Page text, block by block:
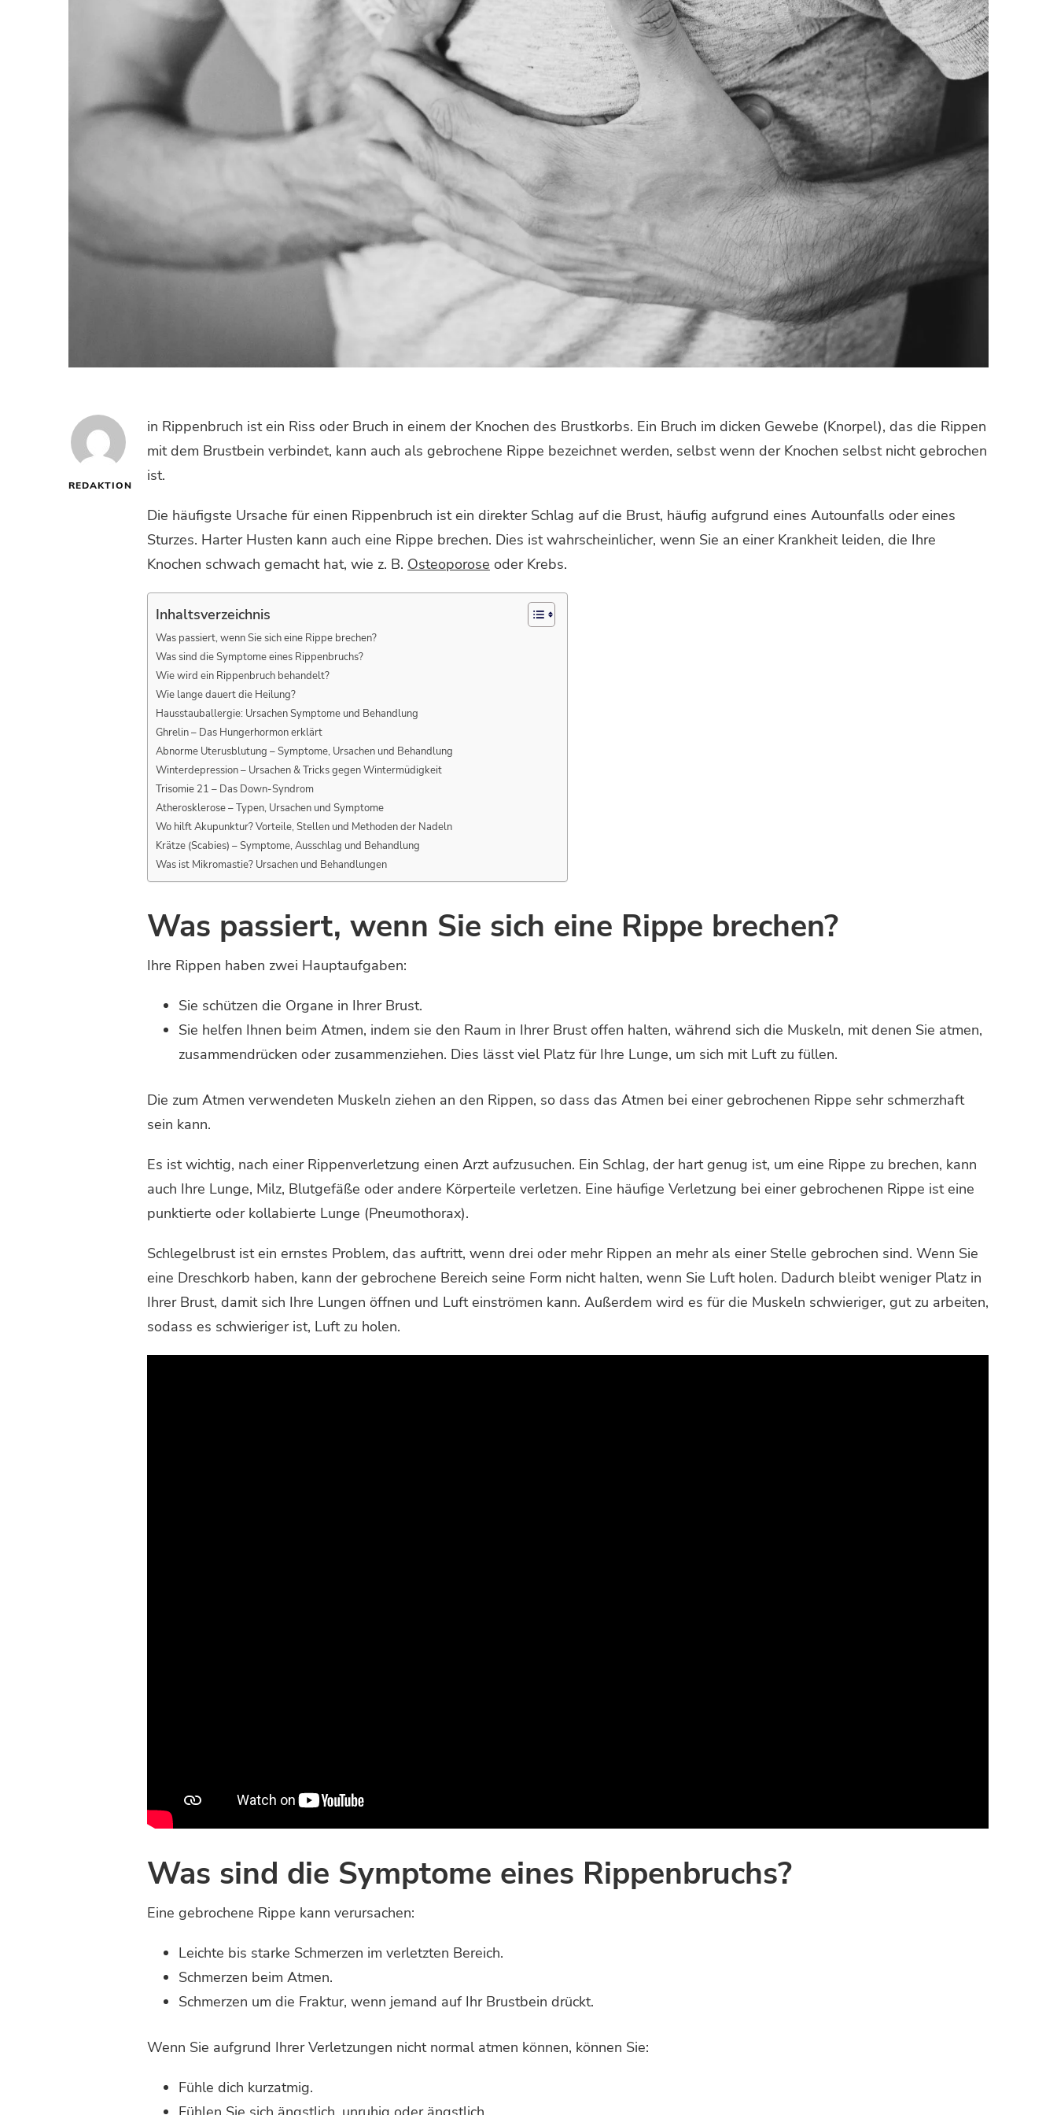
REDAKTION
in Rippenbruch ist ein Riss oder Bruch in einem der Knochen des Brustkorbs. Ein Bruch im dicken Gewebe (Knorpel), das die Rippen
mit dem Brustbein verbindet, kann auch als gebrochene Rippe bezeichnet werden, selbst wenn der Knochen selbst nicht gebrochen
ist.
Die häufigste Ursache für einen Rippenbruch ist ein direkter Schlag auf die Brust, häufig aufgrund eines Autounfalls oder eines
Sturzes. Harter Husten kann auch eine Rippe brechen. Dies ist wahrscheinlicher, wenn Sie an einer Krankheit leiden, die Ihre
Knochen schwach gemacht hat, wie z. B. Osteoporose oder Krebs.
Inhaltsverzeichnis
Was passiert, wenn Sie sich eine Rippe brechen?
Was sind die Symptome eines Rippenbruchs?
Wie wird ein Rippenbruch behandelt?
Wie lange dauert die Heilung?
Hausstauballergie: Ursachen Symptome und Behandlung
Ghrelin – Das Hungerhormon erklärt
Abnorme Uterusblutung – Symptome, Ursachen und Behandlung
Winterdepression – Ursachen & Tricks gegen Wintermüdigkeit
Trisomie 21 – Das Down-Syndrom
Atherosklerose – Typen, Ursachen und Symptome
Wo hilft Akupunktur? Vorteile, Stellen und Methoden der Nadeln
Krätze (Scabies) – Symptome, Ausschlag und Behandlung
Was ist Mikromastie? Ursachen und Behandlungen
Was passiert, wenn Sie sich eine Rippe brechen?
Ihre Rippen haben zwei Hauptaufgaben:
Sie schützen die Organe in Ihrer Brust.
Sie helfen Ihnen beim Atmen, indem sie den Raum in Ihrer Brust offen halten, während sich die Muskeln, mit denen Sie atmen,
zusammendrücken oder zusammenziehen. Dies lässt viel Platz für Ihre Lunge, um sich mit Luft zu füllen.
Die zum Atmen verwendeten Muskeln ziehen an den Rippen, so dass das Atmen bei einer gebrochenen Rippe sehr schmerzhaft
sein kann.
Es ist wichtig, nach einer Rippenverletzung einen Arzt aufzusuchen. Ein Schlag, der hart genug ist, um eine Rippe zu brechen, kann
auch Ihre Lunge, Milz, Blutgefäße oder andere Körperteile verletzen. Eine häufige Verletzung bei einer gebrochenen Rippe ist eine
punktierte oder kollabierte Lunge (Pneumothorax).
Schlegelbrust ist ein ernstes Problem, das auftritt, wenn drei oder mehr Rippen an mehr als einer Stelle gebrochen sind. Wenn Sie
eine Dreschkorb haben, kann der gebrochene Bereich seine Form nicht halten, wenn Sie Luft holen. Dadurch bleibt weniger Platz in
Ihrer Brust, damit sich Ihre Lungen öffnen und Luft einströmen kann. Außerdem wird es für die Muskeln schwieriger, gut zu arbeiten,
sodass es schwieriger ist, Luft zu holen.
Was sind die Symptome eines Rippenbruchs?
Eine gebrochene Rippe kann verursachen:
Leichte bis starke Schmerzen im verletzten Bereich.
Schmerzen beim Atmen.
Schmerzen um die Fraktur, wenn jemand auf Ihr Brustbein drückt.
Wenn Sie aufgrund Ihrer Verletzungen nicht normal atmen können, können Sie:
Fühle dich kurzatmig.